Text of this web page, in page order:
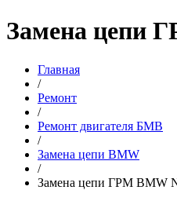
Замена цепи
Главная
/
Ремонт
/
Ремонт двигателя БМВ
/
Замена цепи BMW
/
Замена цепи ГРМ BMW